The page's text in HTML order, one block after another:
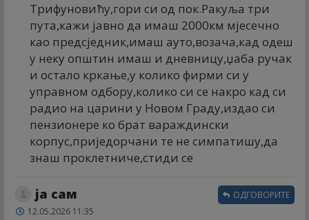
Трифуновићу,гори си од пок.Ракуља три
пута,кажи јавно да имаш 2000км мјесечно
као предсједник,имаш ауто,возача,кад одеш
у неку општин имаш и дневницу,џаба ручак
и остало кркање,у колико фирми си у
управном одбору,колико си се накро кад си
радио на царини у Новом Граду,издао си
пензионере ко брат вараждински
корпус,приједорчани те не симпатишу,да
знаш проклетниче,стиди се
ја сам
12.05.2026 11:35
ОДГОВОРИТЕ